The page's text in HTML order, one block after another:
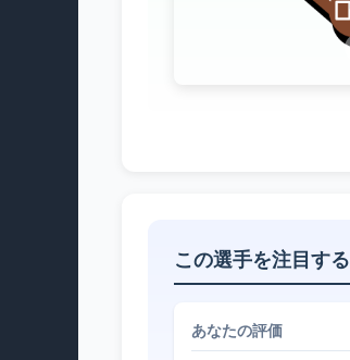
この選手を注目する
あなたの評価